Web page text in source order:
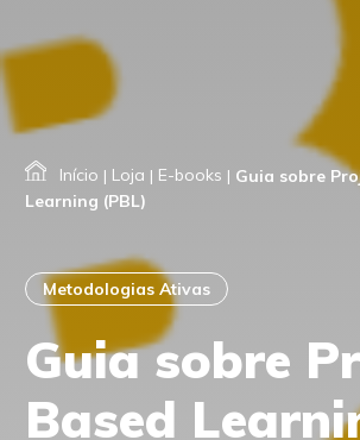
Início | Loja | E-books | Guia sobre
Learning (PBL)
Metodologias Ativas
Guia sobre
Based